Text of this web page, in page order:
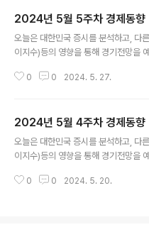
2024년 5월 5주차 경제동향
오늘은 대한민국 증시를 분석하고, 다
이지수)등의 영향을 통해 경기전망을
NSADAQ,니케이225)이번주 (1년치
1.36%로 하락 전환의 신호가 될지는
2. 업종별 상승, 하락 정리5월 20일 월
성하였습니다. 총 3개업종이 상승하
는 음식료업이 꾸준히 좋은 모습을 보여
0 0 2024. 5. 27.
2024년 5월 4주차 경제동향
오늘은 대한민국 증시를 분석하고, 다
이지수)등의 영향을 통해 경기전망을
NSADAQ,니케이225)이번주 (1년치
0 0 2024. 5. 20.